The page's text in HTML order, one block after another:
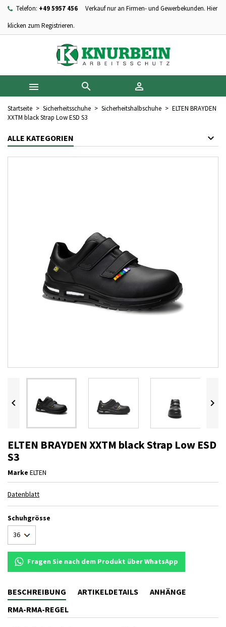
Telefon: +49 5957 456
Verkauf nur an Firmen- und Gewerbekunden. Hier
klicken zum Registrieren.
  
Startseite Sicherheitsschuhe Sicherheitshalbschuhe
ELTEN BRAYDEN
XXTM black Strap Low ESD S3
ALLE KATEGORIEN
 
ELTEN BRAYDEN XXTM black Strap Low ESD
S3
Marke ELTEN
Datenblatt
Schuhgrösse
Fragen Sie nach dem Produkt über WhatsApp
BESCHREIBUNG ARTIKELDETAILS
ANHÄNGE
RMA-RMA-REGEL
Ihre Wunschlisten ×
Neue Liste anlegen
Wunschliste erstellen ×
Name der Wunschliste
Abbrechen Wunschliste erstellen
Anmelden ×
Sie müssen angemeldet sein, um Artikel Ihrer Wunschliste
hinzufügen zu können.
Abbrechen